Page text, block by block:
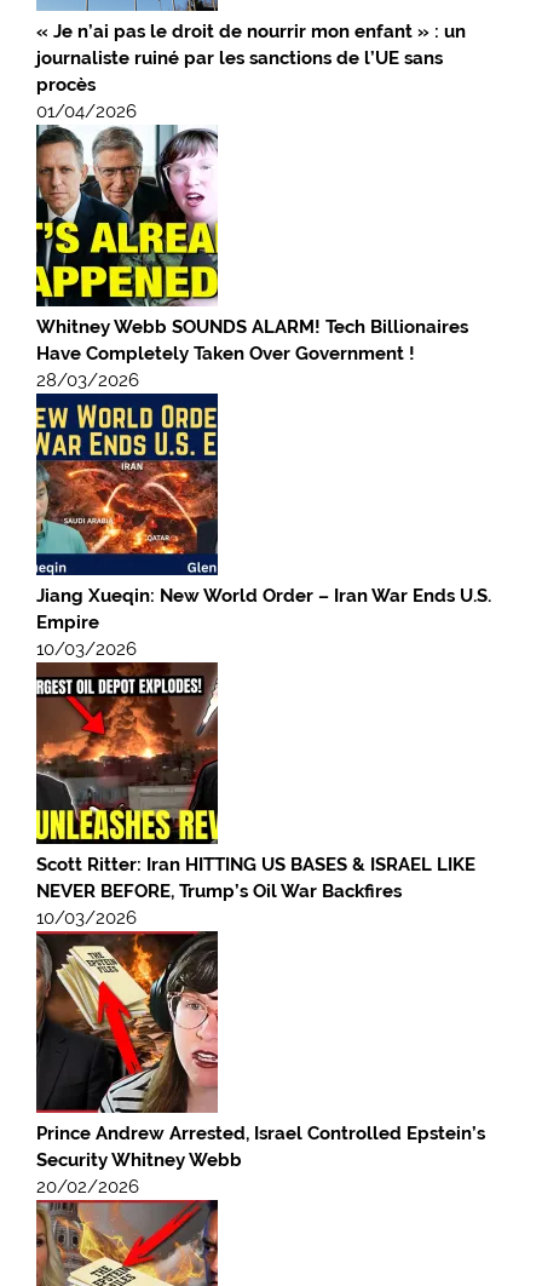
« Je n’ai pas le droit de nourrir mon enfant » : un
journaliste ruiné par les sanctions de l’UE sans
procès
01/04/2026
Whitney Webb SOUNDS ALARM! Tech Billionaires
Have Completely Taken Over Government !
28/03/2026
Jiang Xueqin: New World Order – Iran War Ends U.S.
Empire
10/03/2026
Scott Ritter: Iran HITTING US BASES & ISRAEL LIKE
NEVER BEFORE, Trump’s Oil War Backfires
10/03/2026
Prince Andrew Arrested, Israel Controlled Epstein’s
Security Whitney Webb
20/02/2026